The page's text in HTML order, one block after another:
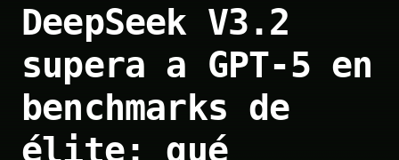
DeepSeek V3.2
supera a GPT-5 en
benchmarks de
élite: qué